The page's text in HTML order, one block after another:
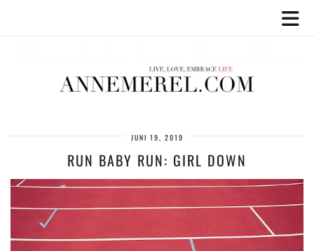
JUNI 19, 2019
RUN BABY RUN: GIRL DOWN